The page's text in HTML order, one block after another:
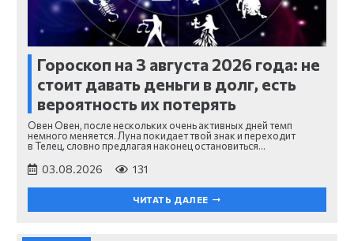
Гороскоп на 3 августа 2026 года: не
стоит давать деньги в долг, есть
вероятность их потерять
Овен Овен, после нескольких очень активных дней темп
немного меняется. Луна покидает твой знак и переходит
в Телец, словно предлагая наконец остановиться…
03.08.2026 131
ЧИТАТЬ ДАЛЕЕ